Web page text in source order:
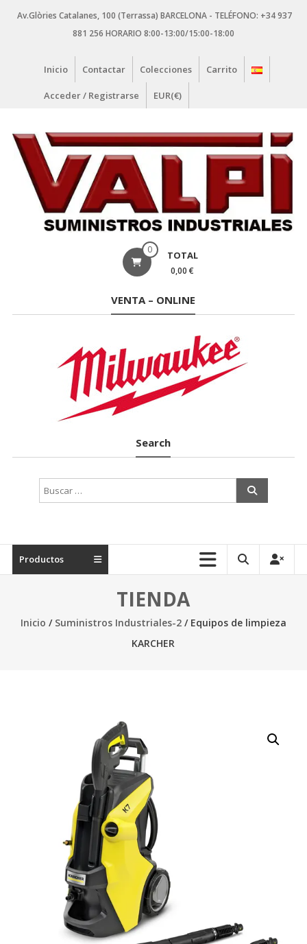
contenido
Av.Glòries Catalanes, 100 (Terrassa) BARCELONA - TELÉFONO: +34 937
881 256 HORARIO 8:00-13:00/15:00-18:00
Inicio Contactar Colecciones Carrito
Acceder / Registrarse EUR(€)
SUMINISTROS
INDUSTRIALES
Suministros
0 TOTAL
0,00 €
VENTA – ONLINE
Search
Productos
TIENDA
Inicio / Suministros Industriales-2/ Equipos de limpieza
KARCHER